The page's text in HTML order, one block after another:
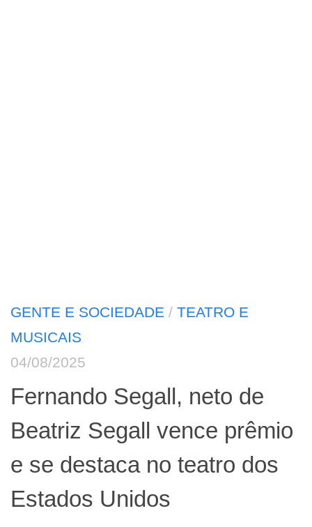
GENTE E SOCIEDADE / TEATRO E
MUSICAIS
04/08/2025
Fernando Segall, neto de
Beatriz Segall vence prêmio
e se destaca no teatro dos
Estados Unidos